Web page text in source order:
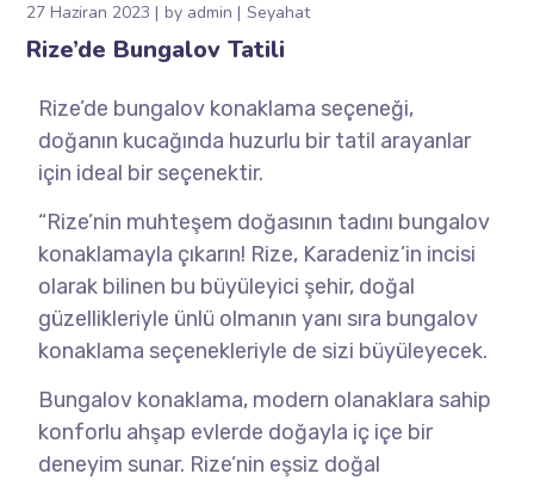
27 Haziran 2023 by admin Seyahat
Rize’de Bungalov Tatili
Rize’de bungalov konaklama seçeneği,
doğanın kucağında huzurlu bir tatil arayanlar
için ideal bir seçenektir.
“Rize’nin muhteşem doğasının tadını bungalov
konaklamayla çıkarın! Rize, Karadeniz’in incisi
olarak bilinen bu büyüleyici şehir, doğal
güzellikleriyle ünlü olmanın yanı sıra bungalov
konaklama seçenekleriyle de sizi büyüleyecek.
Bungalov konaklama, modern olanaklara sahip
konforlu ahşap evlerde doğayla iç içe bir
deneyim sunar. Rize’nin eşsiz doğal